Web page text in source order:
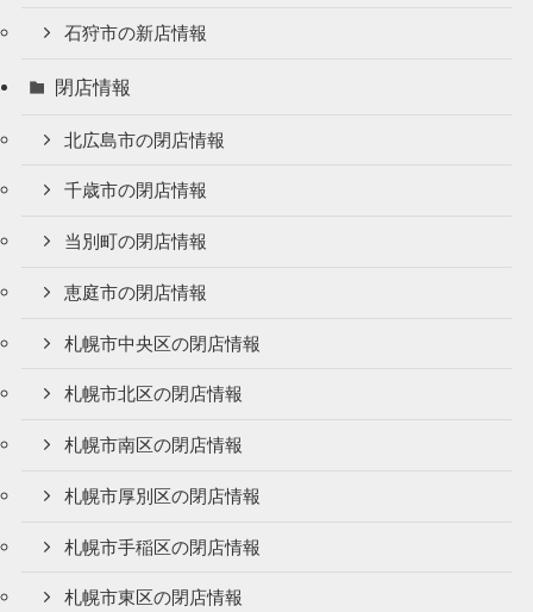
石狩市の新店情報
閉店情報
北広島市の閉店情報
千歳市の閉店情報
当別町の閉店情報
恵庭市の閉店情報
札幌市中央区の閉店情報
札幌市北区の閉店情報
札幌市南区の閉店情報
札幌市厚別区の閉店情報
札幌市手稲区の閉店情報
札幌市東区の閉店情報